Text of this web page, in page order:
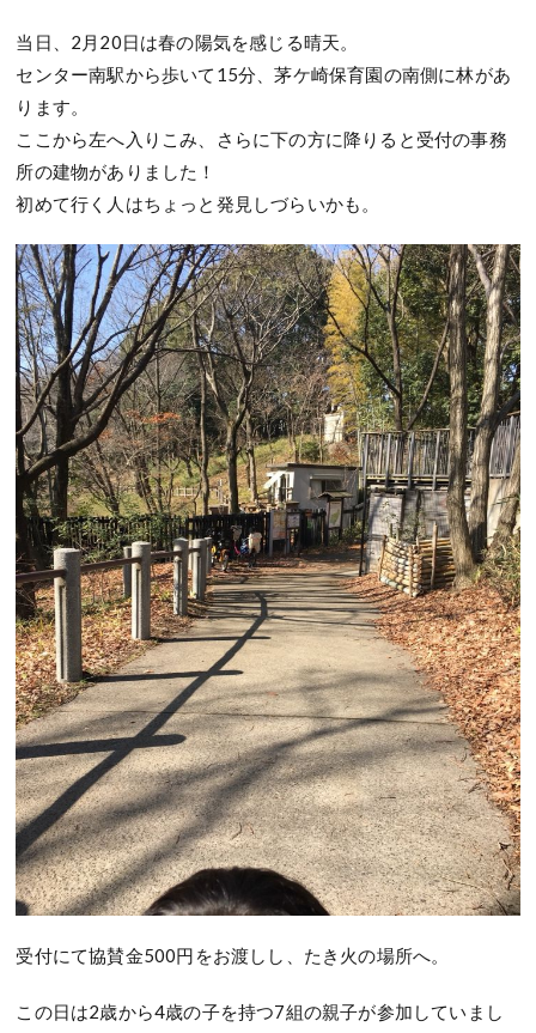
当日、2月20日は春の陽気を感じる晴天。
センター南駅から歩いて15分、茅ケ崎保育園の南側に林があ
ります。
ここから左へ入りこみ、さらに下の方に降りると受付の事務
所の建物がありました！
初めて行く人はちょっと発見しづらいかも。
受付にて協賛金500円をお渡しし、たき火の場所へ。
この日は2歳から4歳の子を持つ7組の親子が参加していまし